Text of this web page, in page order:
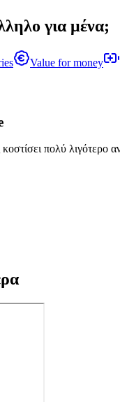
για μένα;
Value for money
πολύ λιγότερο